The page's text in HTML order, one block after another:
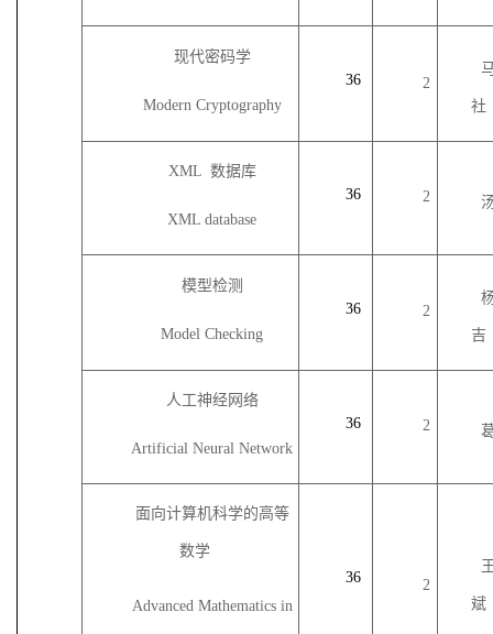
现代密码学
Modern Cryptography
36 2
社
XML 数据库
XML database
36 2
模型检测
Model Checking
36 2
吉
人工神经网络
Artificial Neural Network
36 2
面向计算机科学的高等
数学
Advanced Mathematics in
36 2
斌